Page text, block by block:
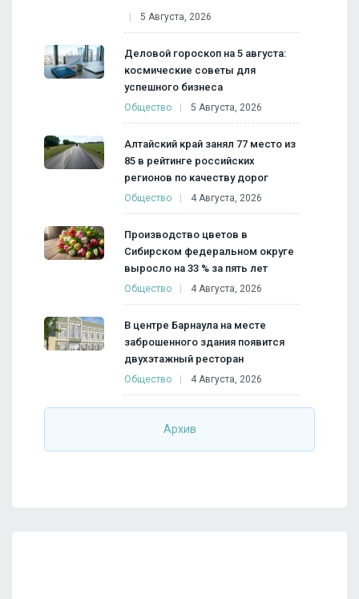
5 Августа, 2026
Деловой гороскоп на 5 августа:
космические советы для
успешного бизнеса
Общество 5 Августа, 2026
Алтайский край занял 77 место из
85 в рейтинге российских
регионов по качеству дорог
Общество 4 Августа, 2026
Производство цветов в
Сибирском федеральном округе
выросло на 33 % за пять лет
Общество 4 Августа, 2026
В центре Барнаула на месте
заброшенного здания появится
двухэтажный ресторан
Общество 4 Августа, 2026
Архив